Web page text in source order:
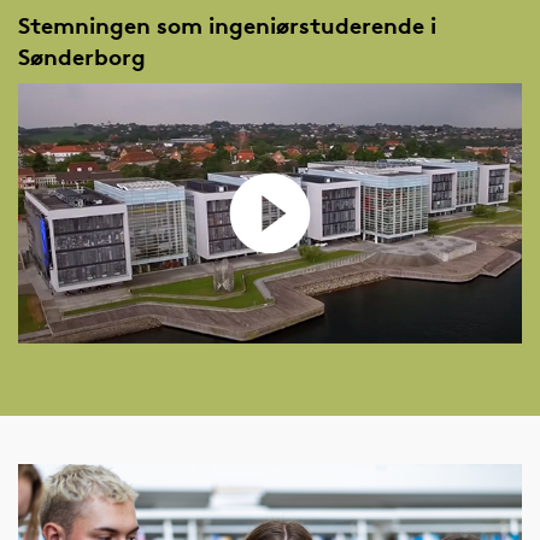
Stemningen som ingeniørstuderende i
Sønderborg